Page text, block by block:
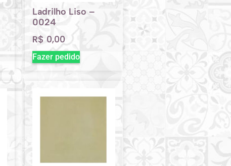
Ladrilho Liso –
0024
R$ 0,00
Fazer pedido